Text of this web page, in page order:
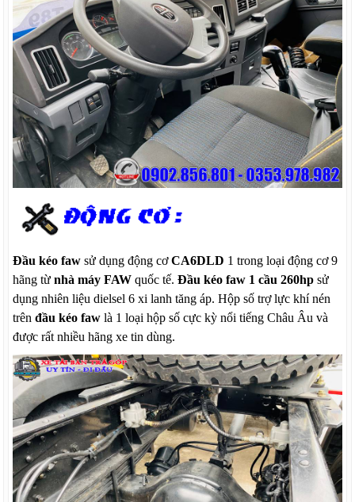
Đầu kéo faw sử dụng động cơCA6DLD 1 trong loại động cơ 9
hãng từnhà máy FAW quốc tế.Đầu kéo faw 1 cầu 260hp sử
dụng nhiên liệu dielsel 6 xi lanh tăng áp. Hộp số trợ lực khí nén
trênđầu kéo faw là 1 loại hộp số cực kỳ nổi tiếng Châu Âu và
được rất nhiều hãng xe tin dùng.